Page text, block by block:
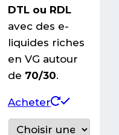
DTL ou RDL
avec des e-
liquides riches
en VG autour
de 70/30.
Acheter
Ce
produit